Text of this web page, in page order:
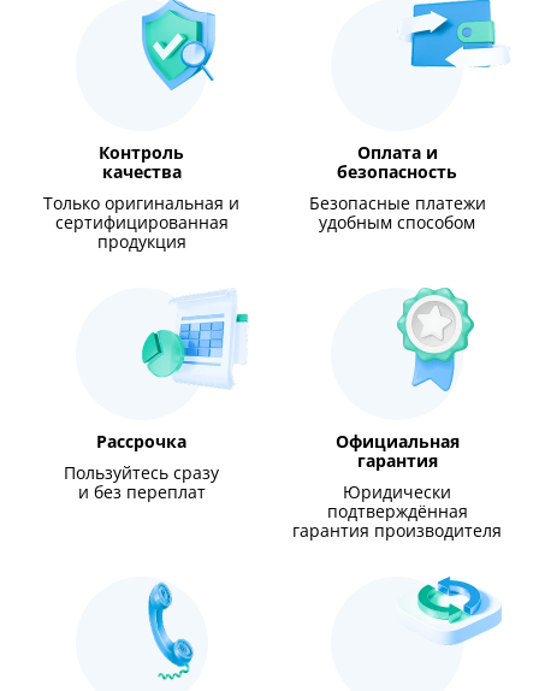
Контроль
качества
Только оригинальная и
сертифицированная
продукция
Оплата и
безопасность
Безопасные платежи
удобным способом
Рассрочка
Пользуйтесь сразу
и без переплат
Официальная
гарантия
Юридически
подтверждённая
гарантия производителя